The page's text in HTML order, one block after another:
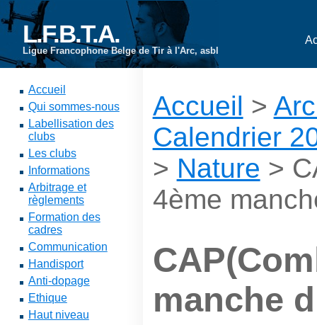
L.F.B.T.A.
Ligue Francophone Belge de Tir à l'Arc, asbl
Accueil
Qui sommes-nous
Labellisation des
clubs
Les clubs
Informations
Arbitrage et
règlements
Formation des
cadres
Communication
Handisport
Anti-dopage
Ethique
Haut niveau
Accueil >
Calendrier
> Nature >
4ème
manche